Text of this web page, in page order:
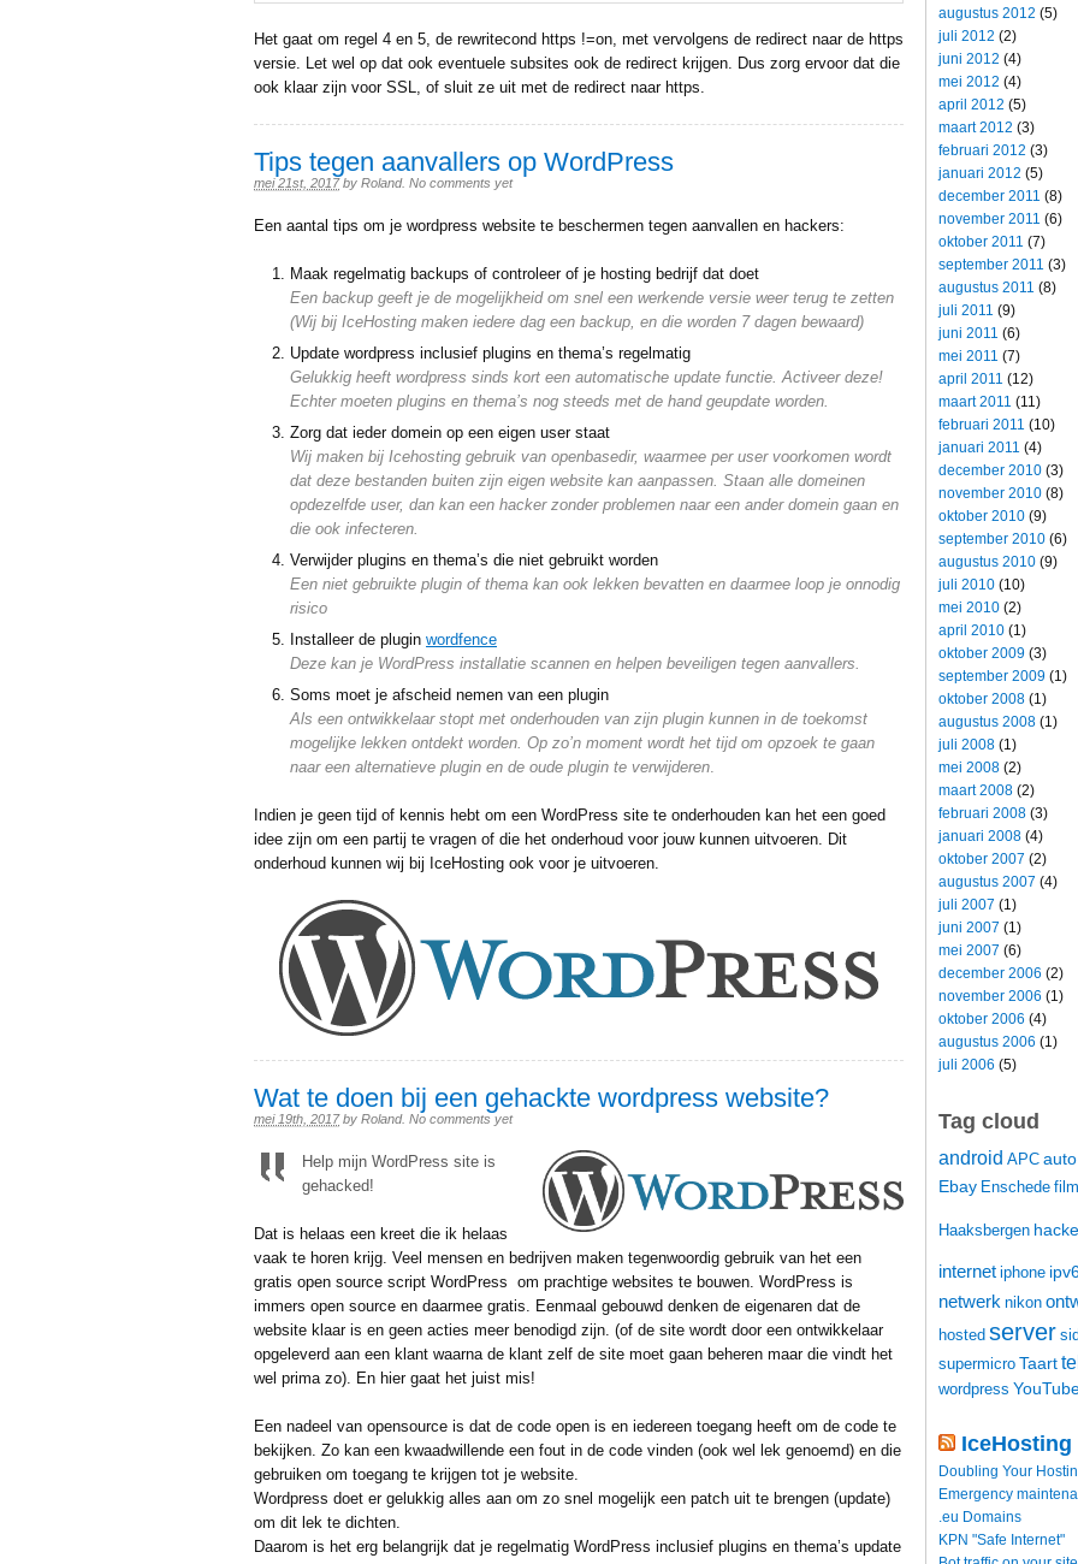
Het gaat om regel 4 en 5, de rewritecond https !=on, met vervolgens de redirect naar de https
versie. Let wel op dat ook eventuele subsites ook de redirect krijgen. Dus zorg ervoor dat die
ook klaar zijn voor SSL, of sluit ze uit met de redirect naar https.
Tips tegen aanvallers op WordPress
mei 21st, 2017 by Roland. No comments yet
Een aantal tips om je wordpress website te beschermen tegen aanvallen en hackers:
Maak regelmatig backups of controleer of je hosting bedrijf dat doet
Een backup geeft je de mogelijkheid om snel een werkende versie weer terug te zetten
(Wij bij IceHosting maken iedere dag een backup, en die worden 7 dagen bewaard)
Update wordpress inclusief plugins en thema’s regelmatig
Gelukkig heeft wordpress sinds kort een automatische update functie. Activeer deze!
Echter moeten plugins en thema’s nog steeds met de hand geupdate worden.
Zorg dat ieder domein op een eigen user staat
Wij maken bij Icehosting gebruik van openbasedir, waarmee per user voorkomen wordt
dat deze bestanden buiten zijn eigen website kan aanpassen. Staan alle domeinen
opdezelfde user, dan kan een hacker zonder problemen naar een ander domein gaan en
die ook infecteren.
Verwijder plugins en thema’s die niet gebruikt worden
Een niet gebruikte plugin of thema kan ook lekken bevatten en daarmee loop je onnodig
risico
Installeer de plugin wordfence
Deze kan je WordPress installatie scannen en helpen beveiligen tegen aanvallers.
Soms moet je afscheid nemen van een plugin
Als een ontwikkelaar stopt met onderhouden van zijn plugin kunnen in de toekomst
mogelijke lekken ontdekt worden. Op zo’n moment wordt het tijd om opzoek te gaan
naar een alternatieve plugin en de oude plugin te verwijderen.
Indien je geen tijd of kennis hebt om een WordPress site te onderhouden kan het een goed
idee zijn om een partij te vragen of die het onderhoud voor jouw kunnen uitvoeren. Dit
onderhoud kunnen wij bij IceHosting ook voor je uitvoeren.
Wat te doen bij een gehackte wordpress website?
mei 19th, 2017 by Roland. No comments yet
Help mijn WordPress site is
gehacked!
Dat is helaas een kreet die ik helaas
vaak te horen krijg. Veel mensen en bedrijven maken tegenwoordig gebruik van het een
gratis open source script WordPress om prachtige websites te bouwen. WordPress is
immers open source en daarmee gratis. Eenmaal gebouwd denken de eigenaren dat de
website klaar is en geen acties meer benodigd zijn. (of de site wordt door een ontwikkelaar
opgeleverd aan een klant waarna de klant zelf de site moet gaan beheren maar die vindt het
wel prima zo). En hier gaat het juist mis!
Een nadeel van opensource is dat de code open is en iedereen toegang heeft om de code te
bekijken. Zo kan een kwaadwillende een fout in de code vinden (ook wel lek genoemd) en die
gebruiken om toegang te krijgen tot je website.
Wordpress doet er gelukkig alles aan om zo snel mogelijk een patch uit te brengen (update)
om dit lek te dichten.
Daarom is het erg belangrijk dat je regelmatig WordPress inclusief plugins en thema’s update
augustus 2012 (5)
juli 2012 (2)
juni 2012 (4)
mei 2012 (4)
april 2012 (5)
maart 2012 (3)
februari 2012 (3)
januari 2012 (5)
december 2011 (8)
november 2011 (6)
oktober 2011 (7)
september 2011 (3)
augustus 2011 (8)
juli 2011 (9)
juni 2011 (6)
mei 2011 (7)
april 2011 (12)
maart 2011 (11)
februari 2011 (10)
januari 2011 (4)
december 2010 (3)
november 2010 (8)
oktober 2010 (9)
september 2010 (6)
augustus 2010 (9)
juli 2010 (10)
mei 2010 (2)
april 2010 (1)
oktober 2009 (3)
september 2009 (1)
oktober 2008 (1)
augustus 2008 (1)
juli 2008 (1)
mei 2008 (2)
maart 2008 (2)
februari 2008 (3)
januari 2008 (4)
oktober 2007 (2)
augustus 2007 (4)
juli 2007 (1)
juni 2007 (1)
mei 2007 (6)
december 2006 (2)
november 2006 (1)
oktober 2006 (4)
augustus 2006 (1)
juli 2006 (5)
Tag cloud
android APC auto
Ebay Enschede film
Haaksbergen
internet iphone
netwerk nikon
hosted server
supermicro Taart
wordpress
IceHosting
Doubling Your
Emergency
.eu Domains
KPN "Safe Internet"